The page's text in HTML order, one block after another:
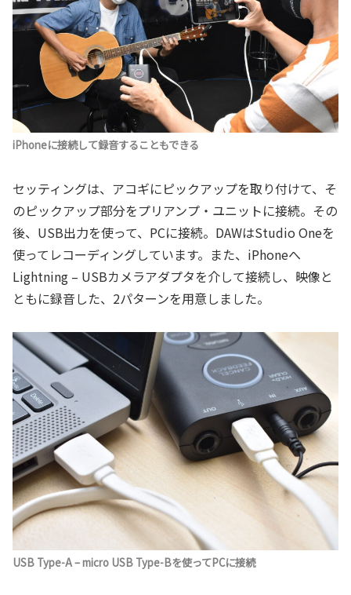
iPhoneに接続して録音することもできる
セッティングは、アコギにピックアップを取り付けて、そ
のピックアップ部分をプリアンプ・ユニットに接続。その
後、USB出力を使って、PCに接続。DAWはStudio Oneを
使ってレコーディングしています。また、iPhoneへ
Lightning – USBカメラアダプタを介して接続し、映像と
ともに録音した、2パターンを用意しました。
USB Type-A – micro USB Type-Bを使ってPCに接続